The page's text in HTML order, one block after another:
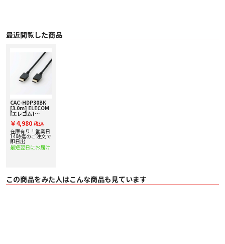
鉛(Pb)、水銀(Hg)、カドミウム(Cd)、六価クロム(Cr6+)、ポリ臭化ビフェニー
ル(PBB)、ポリ臭化ジフェニルエーテル(PBDE)、フタル酸ビス(2-エチルヘキシ
ル酸ジイソブチル(DIBP)の10種類の使用を制限するものです。
〇 対応機種 HDMI(タイプA・19ピン)側：HDMI入力端子を持つ液晶モニタ、プ
ロジェクター、液晶テレビ等、HDMI(タイプA・19ピン)側：HDMI出力端子を持
〇 コネクタ形状 HDMI(タイプA・19ピン) - HDMI(タイプA・19ピン)
〇 ケーブルタイプ スタンダード
〇 伝送速度 18Gbps
〇 対応解像度 4K(60p)対応
〇 シールド方法 3重シールド
〇 プラグメッキ仕様 金メッキ
〇 ケーブル長 2.0m
最近閲覧した商品
CAC-HDP30BK
[3.0m] ELECOM
[エレコム]
対応HDMIケーブ
ル
￥4,980 税込
在庫有り！営業日
14時迄のご注文で
即日出
最短翌日にお届け
この商品をみた人はこんな商品も見ています